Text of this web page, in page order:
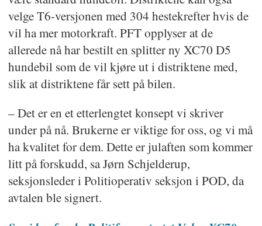
velge T6-versjonen med 304 hestekrefter hvis de
vil ha mer motorkraft. PFT opplyser at de
allerede nå har bestilt en splitter ny XC70 D5
hundebil som de vil kjøre ut i distriktene med,
slik at distriktene får sett på bilen.
– Det er en et etterlengtet konsept vi skriver
under på nå. Brukerne er viktige for oss, og vi må
ha kvalitet for dem. Dette er julaften som kommer
litt på forskudd, sa Jørn Schjelderup,
seksjonsleder i Politioperativ seksjon i POD, da
avtalen ble signert.